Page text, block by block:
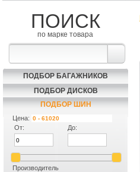
ПОИСК
по марке товара
ПОДБОР БАГАЖНИКОВ
ПОДБОР ПО АВТОМОБИЛЮ
ПОДБОР ДИСКОВ
ПОДБОР ШИН
Цена:
От:
До:
Производитель